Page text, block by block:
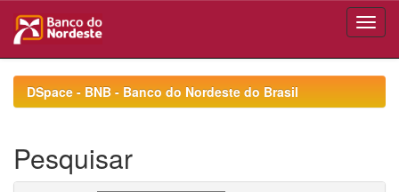
navigationDSpace - BNB - Banco do Nordeste do Brasil
Pesquisar